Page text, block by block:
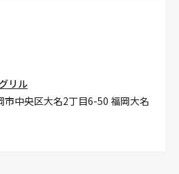
リル
中央区大名2丁目6-50 福岡大名